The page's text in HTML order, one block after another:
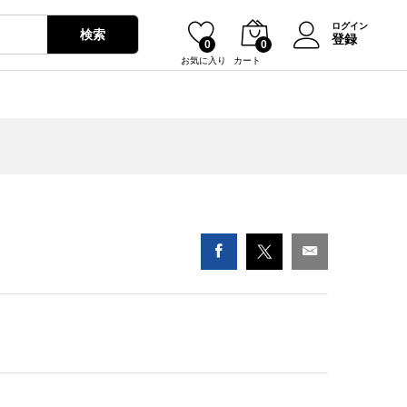
検索
お気に入り
0
カート
0
ログイン
登録